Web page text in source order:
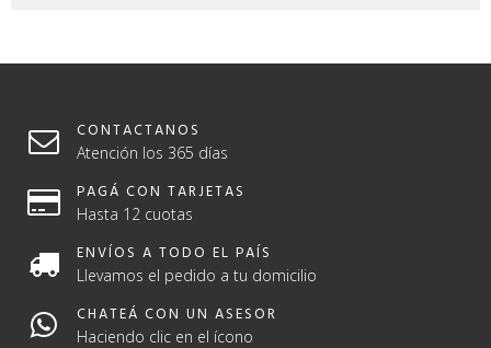
CONTACTANOS
Atención los 365 días
PAGÁ CON TARJETAS
Hasta 12 cuotas
ENVÍOS A TODO EL PAÍS
Llevamos el pedido a tu domicilio
CHATEÁ CON UN ASESOR
Haciendo clic en el ícono